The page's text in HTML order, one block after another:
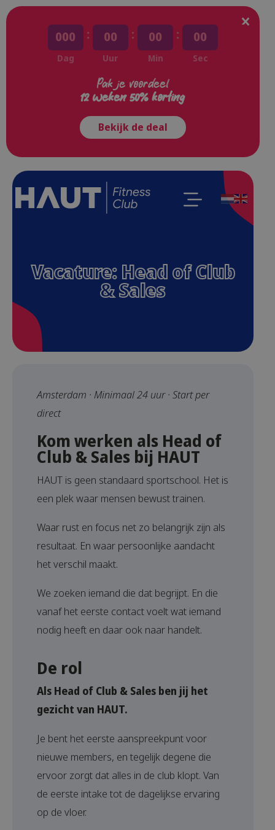
000
Dag
: 00
Uur
: 00
Min
: 00
Sec
Pak je voordeel
12 weken 50% korting
Bekijk de deal
Vacature: Head of Club
& Sales
Amsterdam · Minimaal 24 uur · Start per
direct
Kom werken als Head of
Club & Sales bij HAUT
HAUT is geen standaard sportschool. Het is
een plek waar mensen bewust trainen.
Waar rust en focus net zo belangrijk zijn als
resultaat. En waar persoonlijke aandacht
het verschil maakt.
We zoeken iemand die dat begrijpt. En die
vanaf het eerste contact voelt wat iemand
nodig heeft en daar ook naar handelt.
De rol
Als Head of Club & Sales ben jij het
gezicht van HAUT.
Je bent het eerste aanspreekpunt voor
nieuwe members, en tegelijk degene die
ervoor zorgt dat alles in de club klopt. Van
de eerste intake tot de dagelijkse ervaring
op de vloer.